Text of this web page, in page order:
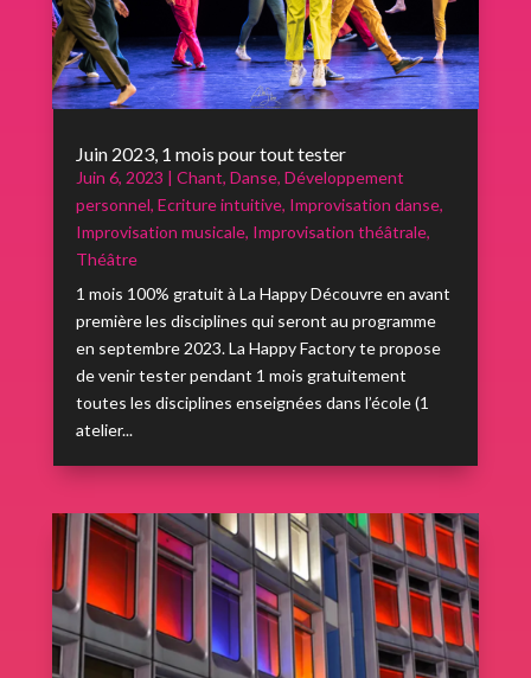
Juin 2023, 1 mois pour tout tester
Juin 6, 2023 | Chant, Danse, Développement
personnel, Ecriture intuitive, Improvisation danse,
Improvisation musicale, Improvisation théâtrale,
Théâtre
1 mois 100% gratuit à La Happy Découvre en avant
première les disciplines qui seront au programme
en septembre 2023. La Happy Factory te propose
de venir tester pendant 1 mois gratuitement
toutes les disciplines enseignées dans l’école (1
atelier...